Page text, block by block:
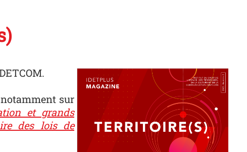
sur
et grands
des lois de